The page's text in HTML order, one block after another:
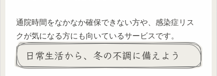
通院時間をなかなか確保できない方や、感染症リス
クが気になる方にも向いているサービスです。
日常生活から、冬の不調に備えよう